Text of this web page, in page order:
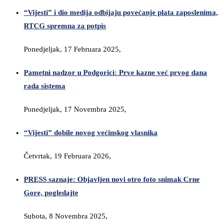
“Vijesti” i dio medija odbijaju povećanje plata zaposlenima,
RTCG spremna za potpis
Ponedjeljak, 17 Februara 2025,
Pametni nadzor u Podgorici: Prve kazne već prvog dana
rada sistema
Ponedjeljak, 17 Novembra 2025,
“Vijesti” dobile novog većinskog vlasnika
Četvrtak, 19 Februara 2026,
PRESS saznaje: Objavljen novi otro foto snimak Crne
Gore, pogledajte
Subota, 8 Novembra 2025,